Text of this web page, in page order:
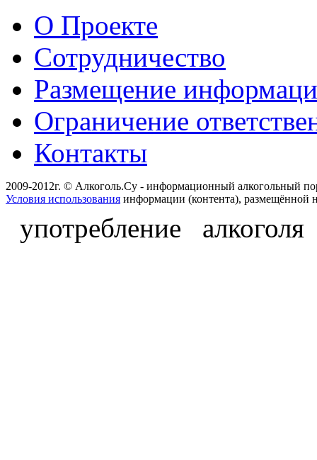
О Проекте
Сотрудничество
Размещение
Ограничение
Контакты
2009-2012г. © Алкоголь.Су - информационный алкогольный
Условия использования информации (контента), размещённой
употребление